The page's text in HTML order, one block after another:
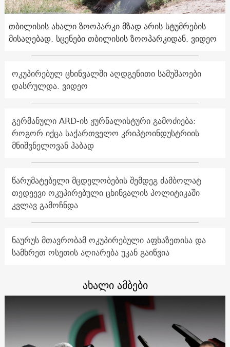
თბილისის ახალი ზოოპარკი მზად არის სტუმრების
მისაღებად. სცენები თბილისის ზოოპარკიდან. ვიდეო
ოკუპირებულ ცხინვალში აღდგენითი სამუშაოები
დასრულდა. ვიდეო
გერმანული ARD-ის ჟურნალისტური გამოძიება:
როგორ იქცა საქართველო კრიპტოინდუსტრიის
მნიშვნელოვან ჰაბად
წარუმატებელი მცდელობების შემდეგ ძამბოლატ
თედეევი ოკუპირებული ცხინვალის პოლიტიკაში
კვლავ გამოჩნდა
ნაურუს მთავრობამ ოკუპირებული აფხაზეთისა და
სამხრეთ ოსეთის აღიარება უკან გაიწვია
ახალი ამბები